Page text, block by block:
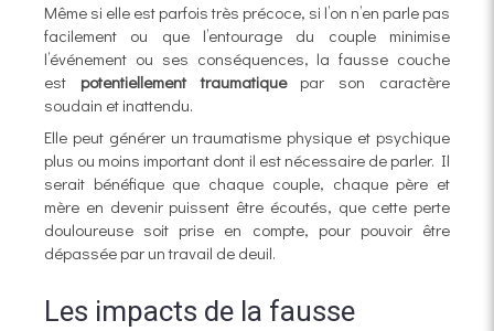
Même si elle est parfois très précoce, si l’on n’en parle pas
facilement ou que l’entourage du couple minimise
l’événement ou ses conséquences, la fausse couche
est potentiellement traumatique par son caractère
soudain et inattendu.
Elle peut générer un traumatisme physique et psychique
plus ou moins important dont il est nécessaire de parler. Il
serait bénéfique que chaque couple, chaque père et
mère en devenir puissent être écoutés, que cette perte
douloureuse soit prise en compte, pour pouvoir être
dépassée par un travail de deuil.
Les impacts de la fausse